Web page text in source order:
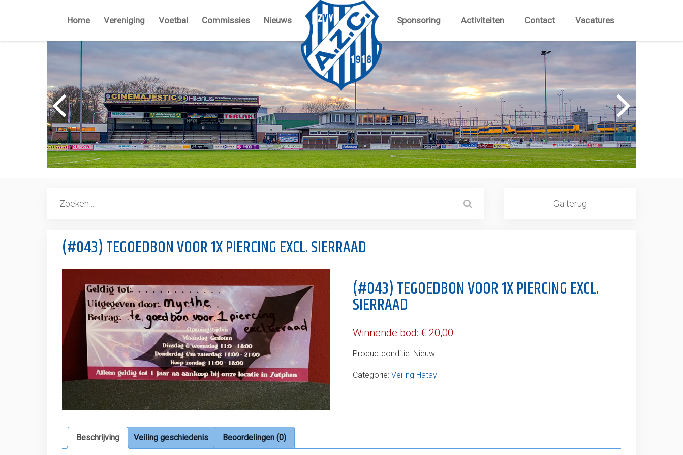
Home Vereniging Voetbal Commissies Nieuws Sponsoring Activiteiten Contact Vacatures
Ga terug
(#043) TEGOEDBON VOOR 1X PIERCING EXCL. SIERRAAD
(#043) TEGOEDBON VOOR 1X PIERCING EXCL.
SIERRAAD
Winnende bod: € 20,00
Productconditie: Nieuw
Categorie: Veiling Hatay
Beschrijving Veiling geschiedenis Beoordelingen (0)